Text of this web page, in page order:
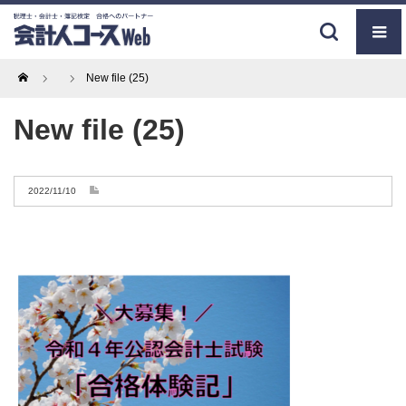
Home New file (25)
New file (25)
2022/11/10